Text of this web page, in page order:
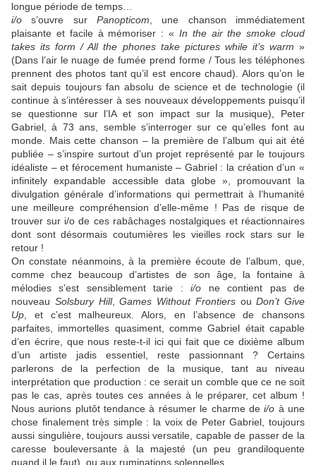
longue période de temps…
i/o s’ouvre sur Panopticom , une chanson immédiatement
plaisante et facile à mémoriser : « In the air the smoke cloud
takes its form / All the phones take pictures while it’s warm »
(Dans l’air le nuage de fumée prend forme / Tous les téléphones
prennent des photos tant qu’il est encore chaud). Alors qu’on le
sait depuis toujours fan absolu de science et de technologie (il
continue à s’intéresser à ses nouveaux développements puisqu’il
se questionne sur l’IA et son impact sur la musique), Peter
Gabriel , à 73 ans, semble s’interroger sur ce qu’elles font au
monde. Mais cette chanson – la première de l’album qui ait été
publiée – s’inspire surtout d’un projet représenté par le toujours
idéaliste – et férocement humaniste – Gabriel : la création d’un «
infinitely expandable accessible data globe », promouvant la
divulgation générale d’informations qui permettrait à l’humanité
une meilleure compréhension d’elle-même ! Pas de risque de
trouver sur i/o de ces rabâchages nostalgiques et réactionnaires
dont sont désormais coutumières les vieilles rock stars sur le
retour !
On constate néanmoins, à la première écoute de l’album, que,
comme chez beaucoup d’artistes de son âge, la fontaine à
mélodies s’est sensiblement tarie :i/o ne contient pas de
nouveau Solsbury Hill,Games Without FrontiersouDon’t Give
Up , et c’est malheureux. Alors, en l’absence de chansons
parfaites, immortelles quasiment, commeGabriel était capable
d’en écrire, que nous reste-t-il ici qui fait que ce dixième album
d’un artiste jadis essentiel, reste passionnant ? Certains
parlerons de la perfection de la musique, tant au niveau
interprétation que production : ce serait un comble que ce ne soit
pas le cas, après toutes ces années à le préparer, cet album !
Nous aurions plutôt tendance à résumer le charme dei/o à une
chose finalement très simple : la voix de Peter Gabriel , toujours
aussi singulière, toujours aussi versatile, capable de passer de la
caresse bouleversante à la majesté (un peu grandiloquente
quand il le faut), ou aux ruminations solennelles.